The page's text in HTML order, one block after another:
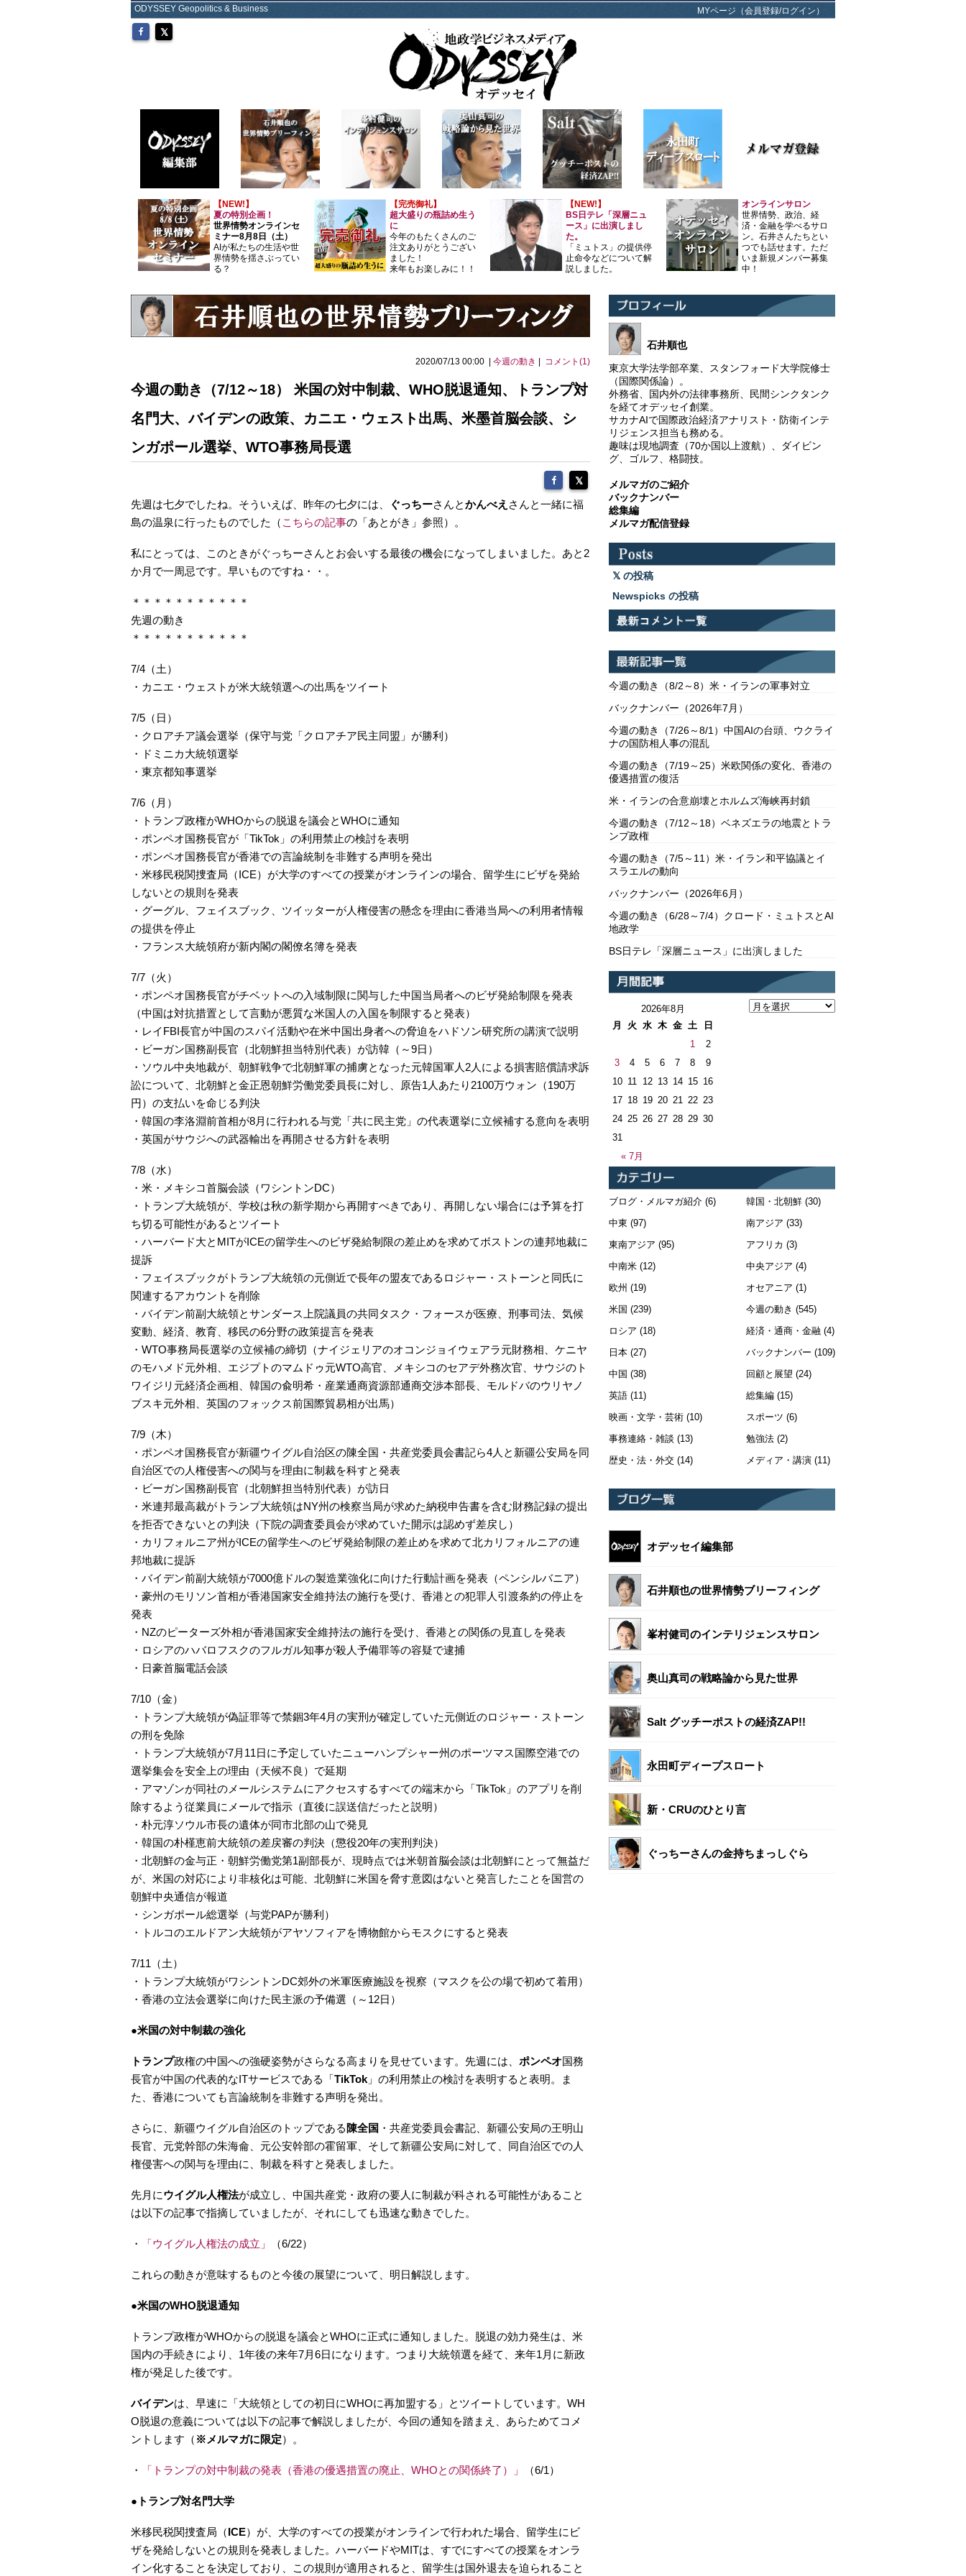
ODYSSEY Geopolitics & Business MYページ（会員登録/ログイン）
【NEW!】
夏の特別企画！
世界情勢オンラインセ
ミナー8月8日（土）
AIが私たちの生活や世
界情勢を揺さぶってい
る？
【完売御礼】
超大盛りの瓶詰め生う
に
今年のもたくさんのご
注文ありがとうござい
ました！
来年もお楽しみに！！
【NEW!】
BS日テレ「深層ニュ
ース」に出演しまし
た。
「ミュトス」の提供停
止命令などについて解
説しました。
オンラインサロン
世界情勢、政治、経
済・金融を学べるサロ
ン。石井さんたちとい
つでも話せます。ただ
いま新規メンバー募集
中！
2020/07/13 00:00 | 今週の動き コメント(1)
今週の動き（7/12～18） 米国の対中制裁、WHO脱退通知、トランプ対
名門大、バイデンの政策、カニエ・ウェスト出馬、米墨首脳会談、シ
ンガポール選挙、WTO事務局長選
先週は七夕でしたね。そういえば、昨年の七夕には、 ぐっちーさんとかんべえ さんと一緒に福
島の温泉に行ったものでした（ こちらの記事の「あとがき」参照）。
私にとっては、このときがぐっちーさんとお会いする最後の機会になってしまいました。あと2
か月で一周忌です。早いものですね・・。
＊＊＊＊＊＊＊＊＊＊＊
先週の動き
＊＊＊＊＊＊＊＊＊＊＊
7/4（土）
・カニエ・ウェストが米大統領選への出馬をツイート
7/5（日）
・クロアチア議会選挙（保守与党「クロアチア民主同盟」が勝利）
・ドミニカ大統領選挙
・東京都知事選挙
7/6（月）
・トランプ政権がWHOからの脱退を議会とWHOに通知
・ポンペオ国務長官が「TikTok」の利用禁止の検討を表明
・ポンペオ国務長官が香港での言論統制を非難する声明を発出
・米移民税関捜査局（ICE）が大学のすべての授業がオンラインの場合、留学生にビザを発給
しないとの規則を発表
・グーグル、フェイスブック、ツイッターが人権侵害の懸念を理由に香港当局への利用者情報
の提供を停止
・フランス大統領府が新内閣の閣僚名簿を発表
7/7（火）
・ポンペオ国務長官がチベットへの入域制限に関与した中国当局者へのビザ発給制限を発表
（中国は対抗措置として言動が悪質な米国人の入国を制限すると発表）
・レイFBI長官が中国のスパイ活動や在米中国出身者への脅迫をハドソン研究所の講演で説明
・ビーガン国務副長官（北朝鮮担当特別代表）が訪韓（～9日）
・ソウル中央地裁が、朝鮮戦争で北朝鮮軍の捕虜となった元韓国軍人2人による損害賠償請求訴
訟について、北朝鮮と金正恩朝鮮労働党委員長に対し、原告1人あたり2100万ウォン（190万
円）の支払いを命じる判決
・韓国の李洛淵前首相が8月に行われる与党「共に民主党」の代表選挙に立候補する意向を表明
・英国がサウジへの武器輸出を再開させる方針を表明
7/8（水）
・米・メキシコ首脳会談（ワシントンDC）
・トランプ大統領が、学校は秋の新学期から再開すべきであり、再開しない場合には予算を打
ち切る可能性があるとツイート
・ハーバード大とMITがICEの留学生へのビザ発給制限の差止めを求めてボストンの連邦地裁に
提訴
・フェイスブックがトランプ大統領の元側近で長年の盟友であるロジャー・ストーンと同氏に
関連するアカウントを削除
・バイデン前副大統領とサンダース上院議員の共同タスク・フォースが医療、刑事司法、気候
変動、経済、教育、移民の6分野の政策提言を発表
・WTO事務局長選挙の立候補の締切（ナイジェリアのオコンジョイウェアラ元財務相、ケニヤ
のモハメド元外相、エジプトのマムドゥ元WTO高官、メキシコのセアデ外務次官、サウジのト
ワイジリ元経済企画相、韓国の兪明希・産業通商資源部通商交渉本部長、モルドバのウリヤノ
ブスキ元外相、英国のフォックス前国際貿易相が出馬）
7/9（木）
・ポンペオ国務長官が新疆ウイグル自治区の陳全国・共産党委員会書記ら4人と新疆公安局を同
自治区での人権侵害への関与を理由に制裁を科すと発表
・ビーガン国務副長官（北朝鮮担当特別代表）が訪日
・米連邦最高裁がトランプ大統領はNY州の検察当局が求めた納税申告書を含む財務記録の提出
を拒否できないとの判決（下院の調査委員会が求めていた開示は認めず差戻し）
・カリフォルニア州がICEの留学生へのビザ発給制限の差止めを求めて北カリフォルニアの連
邦地裁に提訴
・バイデン前副大統領が7000億ドルの製造業強化に向けた行動計画を発表（ペンシルバニア）
・豪州のモリソン首相が香港国家安全維持法の施行を受け、香港との犯罪人引渡条約の停止を
発表
・NZのピーターズ外相が香港国家安全維持法の施行を受け、香港との関係の見直しを発表
・ロシアのハバロフスクのフルガル知事が殺人予備罪等の容疑で逮捕
・日豪首脳電話会談
7/10（金）
・トランプ大統領が偽証罪等で禁錮3年4月の実刑が確定していた元側近のロジャー・ストーン
の刑を免除
・トランプ大統領が7月11日に予定していたニューハンプシャー州のポーツマス国際空港での
選挙集会を安全上の理由（天候不良）で延期
・アマゾンが同社のメールシステムにアクセスするすべての端末から「TikTok」のアプリを削
除するよう従業員にメールで指示（直後に誤送信だったと説明）
・朴元淳ソウル市長の遺体が同市北部の山で発見
・韓国の朴槿恵前大統領の差戻審の判決（懲役20年の実刑判決）
・北朝鮮の金与正・朝鮮労働党第1副部長が、現時点では米朝首脳会談は北朝鮮にとって無益だ
が、米国の対応により非核化は可能、北朝鮮に米国を脅す意図はないと発言したことを国営の
朝鮮中央通信が報道
・シンガポール総選挙（与党PAPが勝利）
・トルコのエルドアン大統領がアヤソフィアを博物館からモスクにすると発表
7/11（土）
・トランプ大統領がワシントンDC郊外の米軍医療施設を視察（マスクを公の場で初めて着用）
・香港の立法会選挙に向けた民主派の予備選（～12日）
●米国の対中制裁の強化
トランプ政権の中国への強硬姿勢がさらなる高まりを見せています。先週には、 ポンペオ国務
長官が中国の代表的なITサービスである「TikTok 」の利用禁止の検討を表明すると表明。ま
た、香港についても言論統制を非難する声明を発出。
さらに、新疆ウイグル自治区のトップである 陳全国 ・共産党委員会書記、新疆公安局の王明山
長官、元党幹部の朱海侖、元公安幹部の霍留軍、そして新疆公安局に対して、同自治区での人
権侵害への関与を理由に、制裁を科すと発表しました。
先月にウイグル人権法が成立し、中国共産党・政府の要人に制裁が科される可能性があること
は以下の記事で指摘していましたが、それにしても迅速な動きでした。
・ 「ウイグル人権法の成立」 （6/22）
これらの動きが意味するものと今後の展望について、明日解説します。
●米国のWHO脱退通知
トランプ政権がWHOからの脱退を議会とWHOに正式に通知しました。脱退の効力発生は、米
国内の手続きにより、1年後の来年7月6日になります。つまり大統領選を経て、来年1月に新政
権が発足した後です。
バイデンは、早速に「大統領としての初日にWHOに再加盟する」とツイートしています。WH
O脱退の意義については以下の記事で解説しましたが、今回の通知を踏まえ、あらためてコメ
ントします（ ※メルマガに限定）。
・ 「トランプの対中制裁の発表（香港の優遇措置の廃止、WHOとの関係終了）」 （6/1）
●トランプ対名門大学
米移民税関捜査局（ICE）が、大学のすべての授業がオンラインで行われた場合、留学生にビ
ザを発給しないとの規則を発表しました。ハーバードやMITは、すでにすべての授業をオンラ
イン化することを決定しており、この規則が適用されると、留学生は国外退去を迫られること
石井順也
東京大学法学部卒業、スタンフォード大学院修士
（国際関係論）。
外務省、国内外の法律事務所、民間シンクタンク
を経てオデッセイ創業。
サカナAIで国際政治経済アナリスト・防衛インテ
リジェンス担当も務める。
趣味は現地調査（70か国以上渡航）、ダイビン
グ、ゴルフ、格闘技。
メルマガのご紹介
バックナンバー
総集編
メルマガ配信登録
の投稿
Newspicks の投稿
今週の動き（8/2～8）米・イランの軍事対立
バックナンバー（2026年7月）
今週の動き（7/26～8/1）中国AIの台頭、ウクライ
ナの国防相人事の混乱
今週の動き（7/19～25）米欧関係の変化、香港の
優遇措置の復活
米・イランの合意崩壊とホルムズ海峡再封鎖
今週の動き（7/12～18）ベネズエラの地震とトラ
ンプ政権
今週の動き（7/5～11）米・イラン和平協議とイ
スラエルの動向
バックナンバー（2026年6月）
今週の動き（6/28～7/4）クロード・ミュトスとAI
地政学
BS日テレ「深層ニュース」に出演しました
2026年8月
月
火 水 木 金 土 日
« 7月
1
2
3
4 5 6 7 8
9
10 11 12 13 14 15 16
17 18 19 20 21 22 23
24 25 26 27 28 29 30
31
ブログ・メルマガ紹介 (6)
中東 (97)
東南アジア (95)
中南米 (12)
欧州 (19)
米国 (239)
ロシア (18)
日本 (27)
中国 (38)
英語 (11)
映画・文学・芸術 (10)
事務連絡・雑談 (13)
歴史・法・外交 (14)
韓国・北朝鮮(30)
南アジア (33)
アフリカ (3)
中央アジア (4)
オセアニア (1)
今週の動き (545)
経済・通商・金融 (4)
バックナンバー (109)
回顧と展望 (24)
総集編(15)
スポーツ (6)
勉強法(2)
メディア・講演(11)
オデッセイ編集部
石井順也の世界情勢ブリーフィング
峯村健司のインテリジェンスサロン
奥山真司の戦略論から見た世界
Salt グッチーポストの経済ZAP!!
永田町ディープスロート
新・CRUのひとり言
ぐっちーさんの金持ちまっしぐら